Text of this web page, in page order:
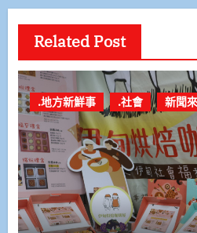
Related Post
.地方新鮮事 .社會 新聞